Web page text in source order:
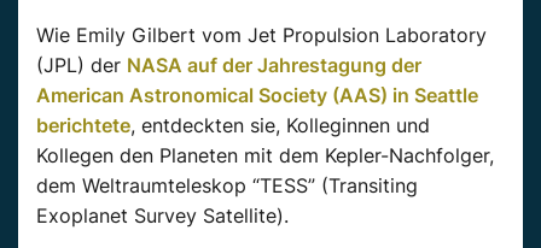
Wie Emily Gilbert vom Jet Propulsion Laboratory
(JPL) der NASA auf der Jahrestagung der
American Astronomical Society (AAS) in Seattle
berichtete, entdeckten sie, Kolleginnen und
Kollegen den Planeten mit dem Kepler-Nachfolger,
dem Weltraumteleskop “TESS” (Transiting
Exoplanet Survey Satellite).